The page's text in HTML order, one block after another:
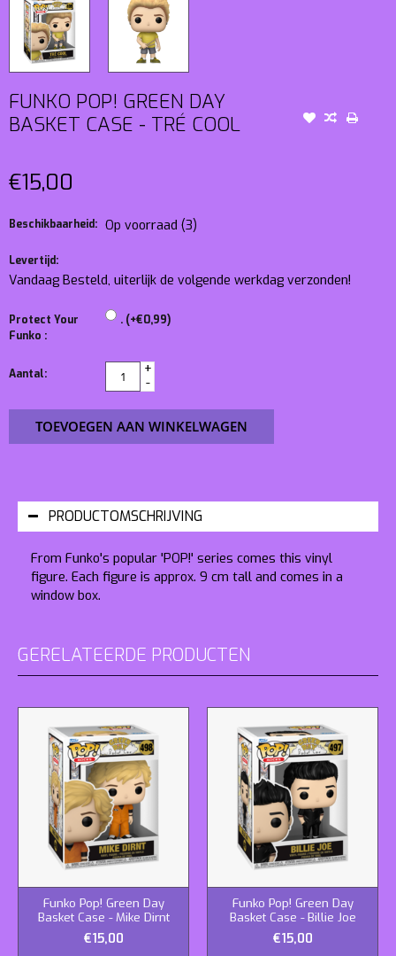
FUNKO POP! GREEN DAY
BASKET CASE - TRÉ COOL
€15,00
Beschikbaarheid: Op voorraad (3)
Levertijd:
Vandaag Besteld, uiterlijk de volgende werkdag verzonden!
Protect Your
Funko :
. (+€0,99)
Aantal:
+
-
TOEVOEGEN AAN WINKELWAGEN
PRODUCTOMSCHRIJVING
From Funko's popular 'POP!' series comes this vinyl
figure. Each figure is approx. 9 cm tall and comes in a
window box.
GERELATEERDE PRODUCTEN
Funko Pop! Green Day
Basket Case - Mike Dirnt
€15,00
Funko Pop! Green Day
Basket Case - Billie Joe
€15,00